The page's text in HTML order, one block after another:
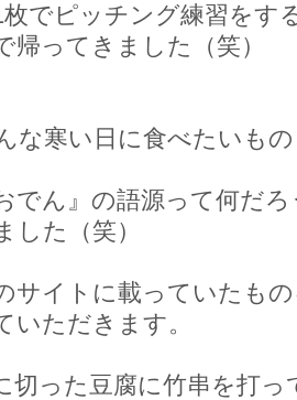
でピッチング練習をす
ってきました（笑）
な寒い日に食べたいも
でん』の語源って何だ
した（笑）
サイトに載っていたも
いただきます。
切った豆腐に竹串を打っ